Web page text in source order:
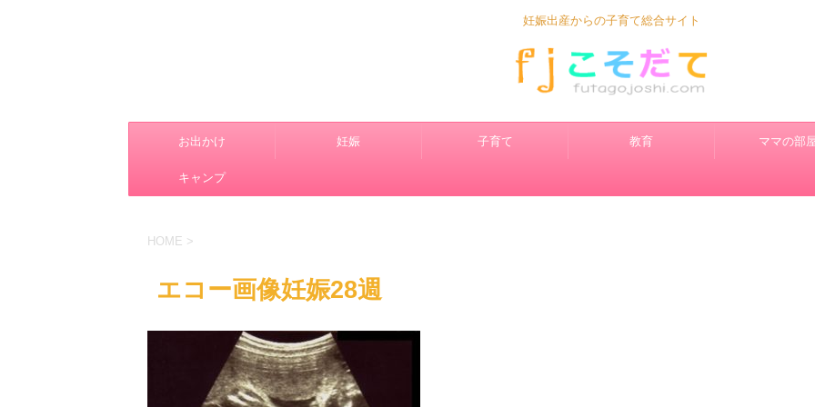
妊娠出産からの子育て総合サイト
お出かけ 妊娠 子育て 教育 ママの部
キャンプ
HOME >
エコー画像妊娠28週